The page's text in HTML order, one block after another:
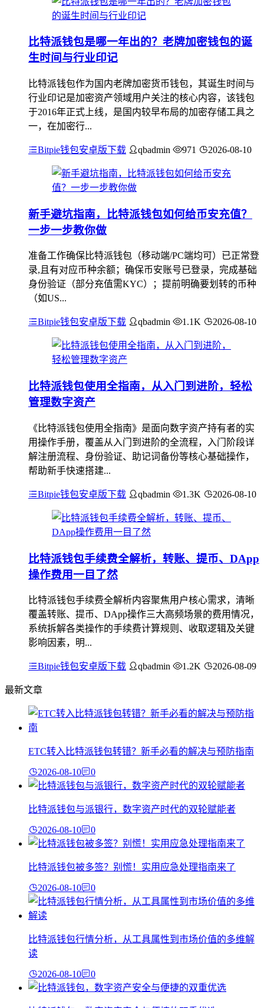
比特派钱包是哪一年出的？老牌加密钱包的诞
生时间与行业印记
比特派钱包作为国内老牌加密货币钱包，其诞生时间与
行业印记是加密资产领域用户关注的核心内容，该钱包
于2016年正式上线，是国内较早布局的加密存储工具之
一，在加密行...
Bitpie钱包安卓版下载 qbadmin 971 2026-08-10
新手避坑指南，比特派钱包如何给币安充值？
一步一步教你做
准备工作确保比特派钱包（移动端/PC端均可）已正常登
录,且有对应币种余额；确保币安账号已登录，完成基础
身份验证（部分充值需KYC）；提前明确要划转的币种
（如US...
Bitpie钱包安卓版下载 qbadmin 1.1K 2026-08-10
比特派钱包使用全指南，从入门到进阶，轻松
管理数字资产
《比特派钱包使用全指南》是面向数字资产持有者的实
用操作手册，覆盖从入门到进阶的全流程，入门阶段详
解注册流程、身份验证、助记词备份等核心基础操作，
帮助新手快速搭建...
Bitpie钱包安卓版下载 qbadmin 1.3K 2026-08-10
比特派钱包手续费全解析，转账、提币、DApp
操作费用一目了然
比特派钱包手续费全解析内容聚焦用户核心需求，清晰
覆盖转账、提币、DApp操作三大高频场景的费用情况，
系统拆解各类操作的手续费计算规则、收取逻辑及关键
影响因素，明...
Bitpie钱包安卓版下载 qbadmin 1.2K 2026-08-09
最新文章
ETC转入比特派钱包转错？新手必看的解决与预防指南
2026-08-10 0
比特派钱包与派银行，数字资产时代的双轮赋能者
2026-08-10 0
比特派钱包被多签？别慌！实用应急处理指南来了
2026-08-10 0
比特派钱包行情分析，从工具属性到市场价值的多维解
读
2026-08-10 0